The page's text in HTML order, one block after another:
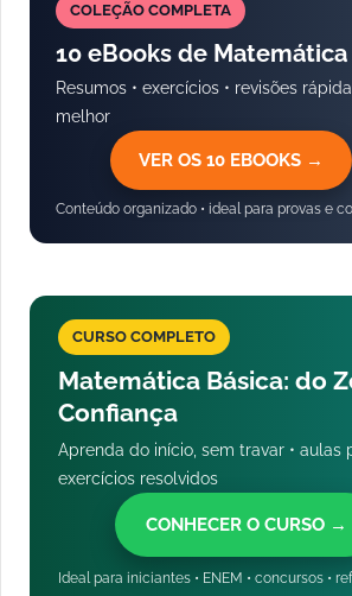
COLEÇÃO COMPLETA
10 eBooks de Matemática
Resumos • exercícios • revisões
melhor
VER OS 10 EBOOKS →
Conteúdo organizado • ideal para provas e
CURSO COMPLETO
Matemática Básica: do
Confiança
Aprenda do início, sem travar • aulas
exercícios resolvidos
CONHECER O CURSO →
Ideal para iniciantes • ENEM • concursos •